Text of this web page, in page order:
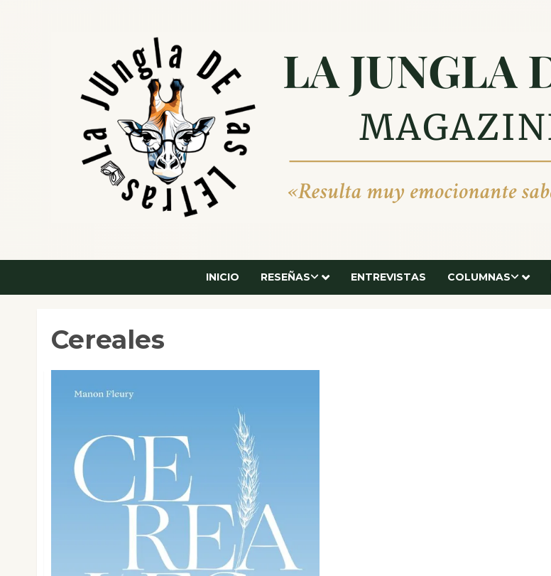
INICIO RESEÑAS ENTREVISTAS COLUMNAS
Cereales